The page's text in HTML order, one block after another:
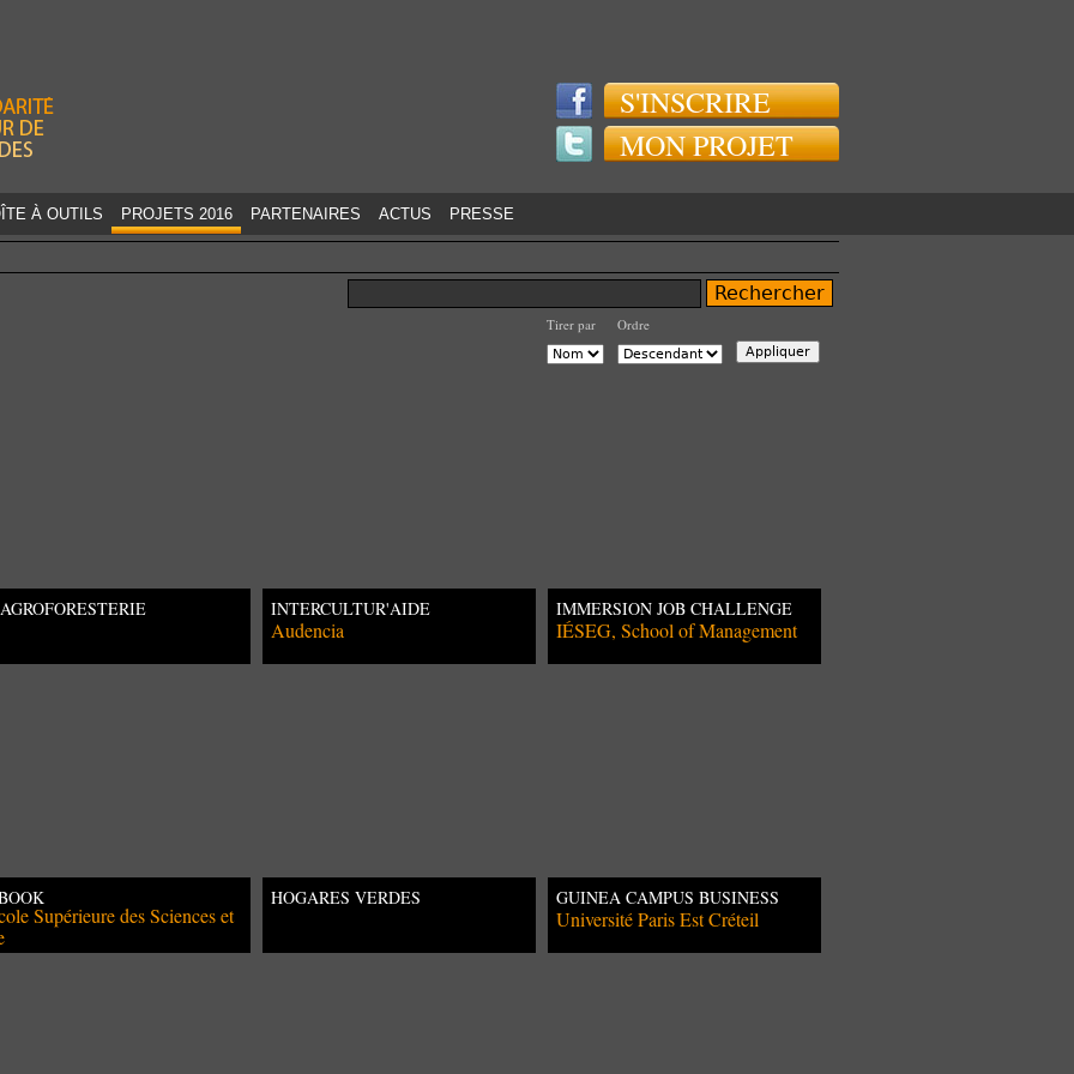
S'INSCRIRE
MON PROJET
À OUTILS PROJETS 2016 PARTENAIRES ACTUS PRESSE
Tirer par Ordre
INTERCULTUR'AIDE
Audencia
IMMERSION JOB CHALLENGE
IÉSEG, School of Management
Supérieure des Sciences et
HOGARES VERDES GUINEA CAMPUS BUSINESS
AWARDS
Université Paris Est Créteil